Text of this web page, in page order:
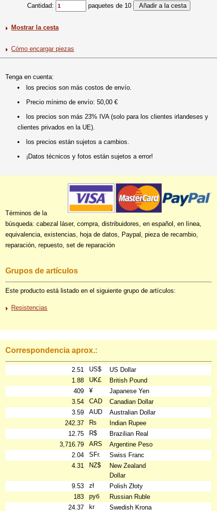
Cantidad: paquetes de 10
Mostrar la cesta
Cómo encargar piezas
Tenga en cuenta:
los precios son más costos de envío.
Precio mínimo de envío: 50,00 €
los precios son más 23% IVA (solo para los clientes irlandeses y
clientes privados en la UE).
los precios están sujetos a cambios.
¡Datos técnicos y fotos están sujetos a error!
Términos de la
búsqueda: cabezal láser, compra, distribuidores, en español, en línea,
equivalencia, existencias, hoja de datos, Paypal, pieza de recambio,
reparación, repuesto, set de reparación
Grupos de artículos
Este producto está listado en el siguiente grupo de artículos:
Resistencias
Correspondencia aprox.:
2.51 US$
US Dollar
1.88
UK£
British Pound
409
¥
Japanese Yen
3.54
CAD
Canadian Dollar
3.59
AUD
Australian Dollar
242.37
₨
Indian Rupee
12.75
R$
Brazilian Real
3,716.79
ARS
Argentine Peso
2.04
SFr.
Swiss Franc
4.31
NZ$
New Zealand
Dollar
9.53
zł
Polish Złoty
183
руб
Russian Ruble
24.37
kr
Swedish Krona